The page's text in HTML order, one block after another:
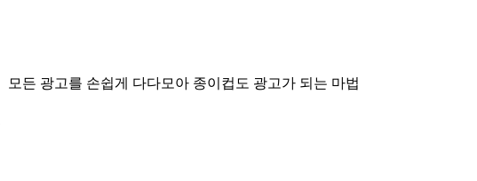
모든 광고를 손쉽게 다다모아 종이컵도 광고가 되는 마법